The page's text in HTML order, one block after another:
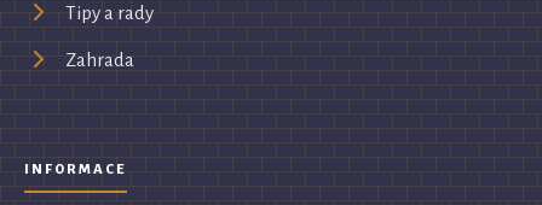
Tipy a rady
Zahrada
INFORMACE